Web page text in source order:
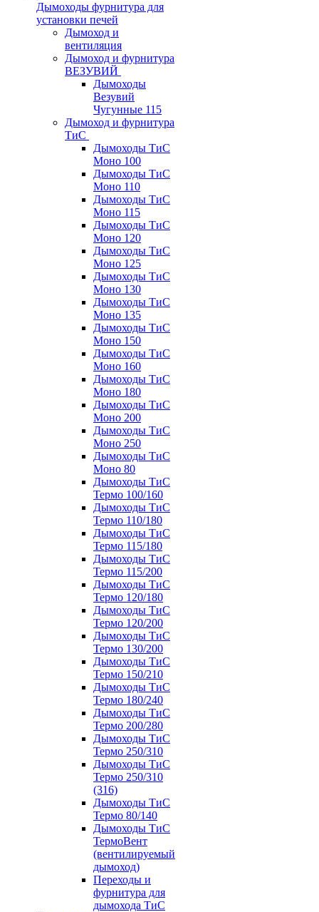
Дымоходы фурнитура для
установки печей
Дымоход и
вентиляция
Дымоход и фурнитура
ВЕЗУВИЙ
Дымоходы
Везувий
Чугунные 115
Дымоход и фурнитура
ТиС
Дымоходы ТиС
Моно 100
Дымоходы ТиС
Моно 110
Дымоходы ТиС
Моно 115
Дымоходы ТиС
Моно 120
Дымоходы ТиС
Моно 125
Дымоходы ТиС
Моно 130
Дымоходы ТиС
Моно 135
Дымоходы ТиС
Моно 150
Дымоходы ТиС
Моно 160
Дымоходы ТиС
Моно 180
Дымоходы ТиС
Моно 200
Дымоходы ТиС
Моно 250
Дымоходы ТиС
Моно 80
Дымоходы ТиС
Термо 100/160
Дымоходы ТиС
Термо 110/180
Дымоходы ТиС
Термо 115/180
Дымоходы ТиС
Термо 115/200
Дымоходы ТиС
Термо 120/180
Дымоходы ТиС
Термо 120/200
Дымоходы ТиС
Термо 130/200
Дымоходы ТиС
Термо 150/210
Дымоходы ТиС
Термо 180/240
Дымоходы ТиС
Термо 200/280
Дымоходы ТиС
Термо 250/310
Дымоходы ТиС
Термо 250/310
(316)
Дымоходы ТиС
Термо 80/140
Дымоходы ТиС
ТермоВент
(вентилируемый
дымоход)
Переходы и
фурнитура для
дымохода ТиС